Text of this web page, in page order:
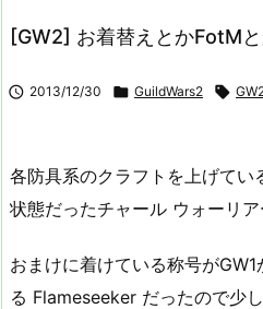
[GW2] お着替えとかFotM
 2013/12/30  GuildWars2 
各防具系のクラフトを上げてい
状態だったチャール ウォーリア
おまけに着けている称号が
る Flameseeker だったので少